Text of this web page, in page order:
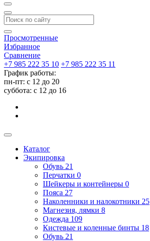
Просмотренные
Избранное
Сравнение
+7 985 222 35 10 +7 985 222 35 11
График работы:
пн-пт: с 12 до 20
суббота: c 12 до 16
Каталог
Экипировка
Обувь 21
Перчатки 0
Шейкеры и контейнеры 0
Пояса 27
Наколенники и налокотники 25
Магнезия, лямки 8
Одежда 109
Кистевые и коленные бинты 18
Обувь 21